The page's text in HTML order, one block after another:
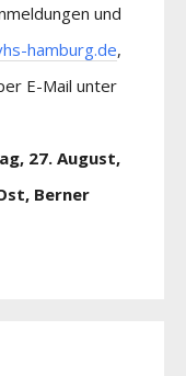
und
hamburg.de,
E-Mail unter
27. August,
Berner